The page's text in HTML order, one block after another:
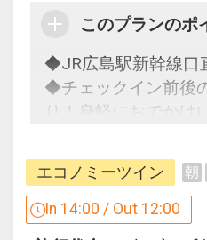
このプランのポ
◆JR広島駅新幹線口
◆チェックイン前後
り！身軽におでかけ
どこだわりの寝具で
「食事なしプラン」
をご用意しています。
エコノミーツイン 朝
In 14:00 / Out 12:00